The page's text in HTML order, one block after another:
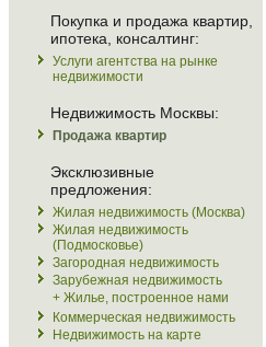
Покупка и продажа квартир,
ипотека, консалтинг:
Услуги агентства на рынке
недвижимости
Недвижимость Москвы:
Продажа квартир
Эксклюзивные
предложения:
Жилая недвижимость (Москва)
Жилая недвижимость
(Подмосковье)
Загородная недвижимость
Зарубежная недвижимость
+ Жилье, построенное нами
Коммерческая недвижимость
Недвижимость на карте